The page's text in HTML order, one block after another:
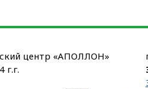
центр «АПОЛЛОН»
г.г.